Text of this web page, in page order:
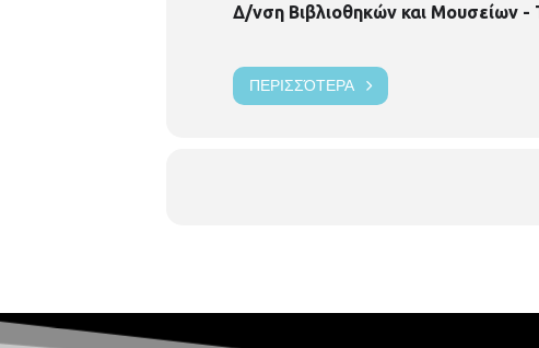
Δ/νση Βιβλιοθηκών και Μουσείων -
ΠΕΡΙΣΣΌΤΕΡΑ